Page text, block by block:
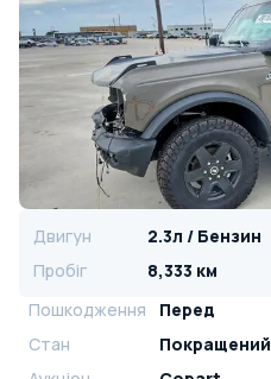
Двигун 2.3л / Бензин
Пробіг
8,333 км
Пошкодження
Перед
Стан
Покращений